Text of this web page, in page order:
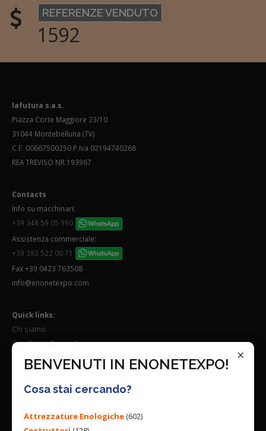
×
BENVENUTI IN ENONETEXPO!
Cosa stai cercando?
Attrezzature Enologiche(602)
REFERENZE VENDUTO
1592
lafutura s.a.s.
Piazza Corte Maggiore 23/10
31044 Montebelluna (TV)
C.F. 00667500250 P.Iva 02194740268
REA TREVISO NR.193967
Contacts
Info su macchinari:
+39 348 59 05 990
Assistenza commerciale:
+39 392 522 00 71
Fax +39 0423 763508
info@enonetexpo.com
Quick links:
Chi siamo
Condizioni Generali
Lavora con noi
Seguici su: